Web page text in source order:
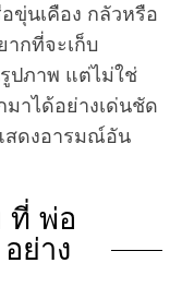
ขุ่นเคือง กลัวหรือ
ากที่จะเก็บ
ปภาพ แต่ไม่ใช่
าได้อย่างเด่นชัด
สดงอารมณ์อัน
ที่ พ่อ
ย่าง